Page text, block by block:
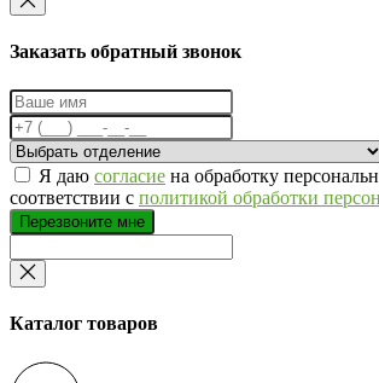
Заказать обратный звонок
Я даю согласие на обработку
соответствии с политикой обработки
Перезвоните мне
Каталог товаров